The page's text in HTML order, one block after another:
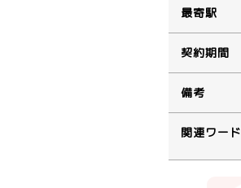
最寄駅
契約期間
備考
関連ワード